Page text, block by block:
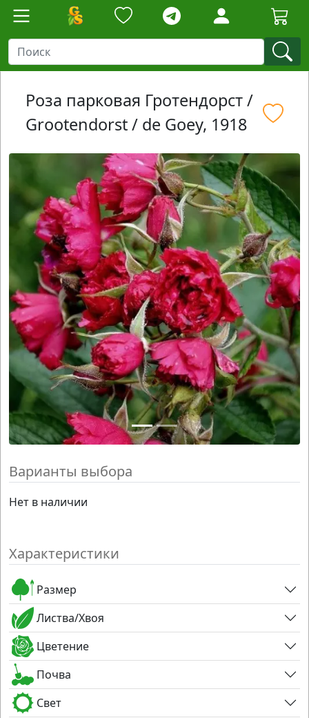
Роза парковая Гротендорст /
Grootendorst / de Goey, 1918
Варианты выбора
Нет в наличии
Характеристики
Размер
Листва/Хвоя
Цветение
Почва
Свет